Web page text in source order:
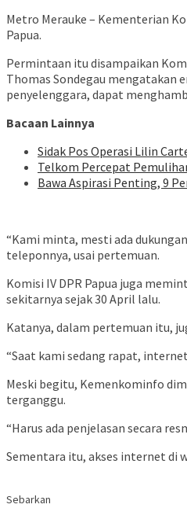
Metro Merauke – Kementerian
Papua.
Permintaan itu disampaikan
Thomas Sondegau mengatakan
penyelenggara, dapat
Bacaan Lainnya
Sidak Pos Operasi Lilin
Telkom Percepat
Bawa Aspirasi Penting, 9
“Kami minta, mesti ada
teleponnya, usai pertemuan.
Komisi IV DPR Papua juga
sekitarnya sejak 30 April lalu.
Katanya, dalam pertemuan itu,
“Saat kami sedang rapat,
Meski begitu, Kemenkominfo
terganggu.
“Harus ada penjelasan secara
Sementara itu, akses internet di
Sebarkan